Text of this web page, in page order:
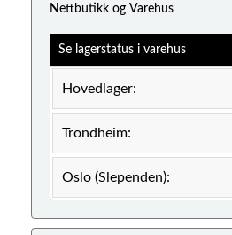
Nettbutikk og Varehus
Se lagerstatus i varehus
Hovedlager:
Trondheim:
Oslo (Slependen):